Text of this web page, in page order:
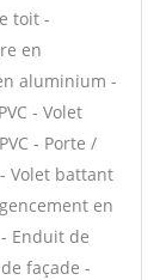
toit -
en
aluminium -
- Volet
- Porte /
Volet battant
en
Enduit de
façade -